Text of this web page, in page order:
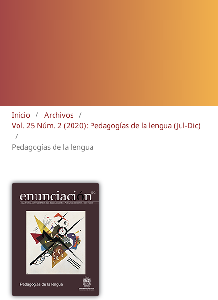
Inicio / Archivos /
Vol. 25 Núm. 2 (2020): Pedagogías de la lengua (Jul-Dic)
/
Pedagogías de la lengua